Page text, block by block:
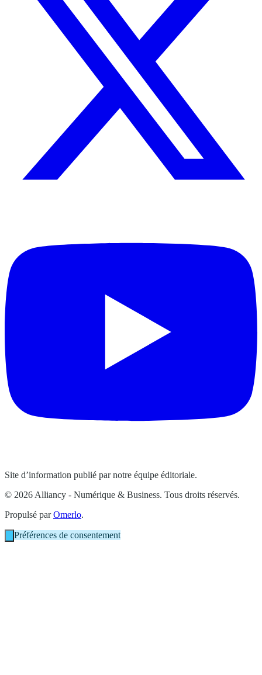
Site d’information publié par notre équipe éditoriale.
© 2026 Alliancy - Numérique & Business. Tous droits réservés.
Propulsé parOmerlo.
Préférences de consentement